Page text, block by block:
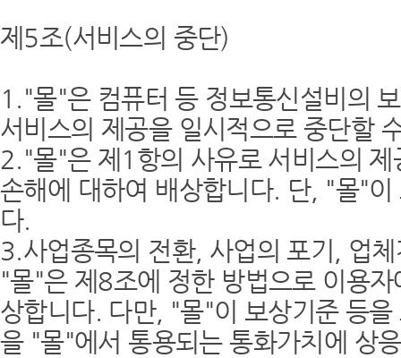
제5조(서비스의 중단)
1."몰"은 컴퓨터 등 정보통신설비의
서비스의 제공을 일시적으로 중단할
2."몰"은 제1항의 사유로 서비스의
손해에 대하여 배상합니다. 단, "몰"
다.
3.사업종목의 전환, 사업의 포기, 업
"몰"은 제8조에 정한 방법으로 이용
상합니다. 다만, "몰"이 보상기준 등
을 "몰"에서 통용되는 통화가치에 상